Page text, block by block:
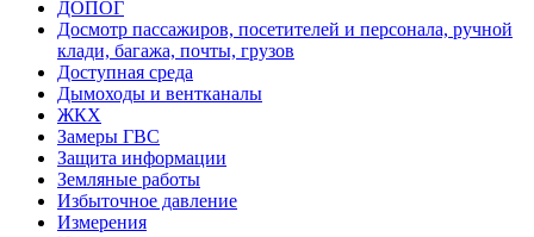
ДОПОГ
Досмотр пассажиров, посетителей и персонала, ручной
клади, багажа, почты, грузов
Доступная среда
Дымоходы и вентканалы
ЖКХ
Замеры ГВС
Защита информации
Земляные работы
Избыточное давление
Измерения